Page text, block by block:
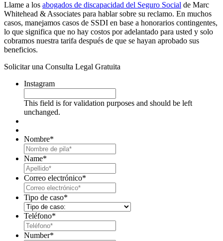
Llame a los abogados de discapacidad del Seguro Social de Marc
Whitehead & Associates para hablar sobre su reclamo. En muchos
casos, manejamos casos de SSDI en base a honorarios contingentes,
lo que significa que no hay costos por adelantado para usted y solo
cobramos nuestra tarifa después de que se hayan aprobado sus
beneficios.
Solicitar una Consulta Legal Gratuita
Instagram
This field is for validation purposes and should be left
unchanged.
Nombre*
Name*
Correo electrónico*
Tipo de caso*
Teléfono*
Number*